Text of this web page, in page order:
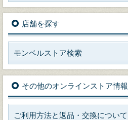
店舗を探す
モンベルストア検索
その他のオンラインストア情報
ご利用方法と返品・交換について